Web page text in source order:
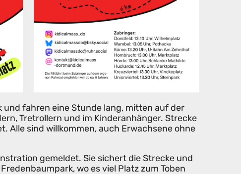
und fahren eine Stunde lang, mitten auf der
Tretrollern und im Kinderanhänger. Strecke
Alle sind willkommen, auch Erwachsene ohne
gemeldet. Sie sichert die Strecke und
wo es viel Platz zum Toben